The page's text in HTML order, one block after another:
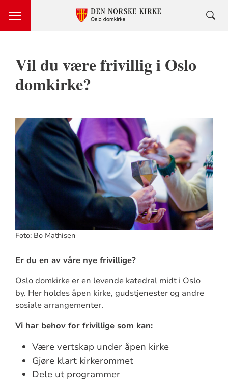
Vil du være frivillig i Oslo
domkirke?
Foto: Bo Mathisen
Er du en av våre nye frivillige?
Oslo domkirke er en levende katedral midt i Oslo
by. Her holdes åpen kirke, gudstjenester og andre
sosiale arrangementer.
Vi har behov for frivillige som kan:
Være vertskap under åpen kirke
Gjøre klart kirkerommet
Dele ut programmer